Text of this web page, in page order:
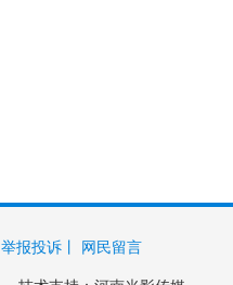
举报投诉 网民留言